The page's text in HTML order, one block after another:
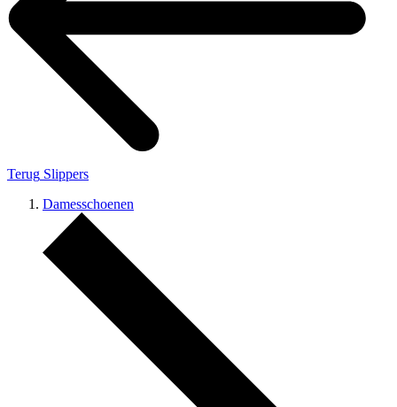
Terug Slippers
Damesschoenen